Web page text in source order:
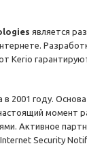
является
Kerio
2001 году.
момент
Активное
Internet Security